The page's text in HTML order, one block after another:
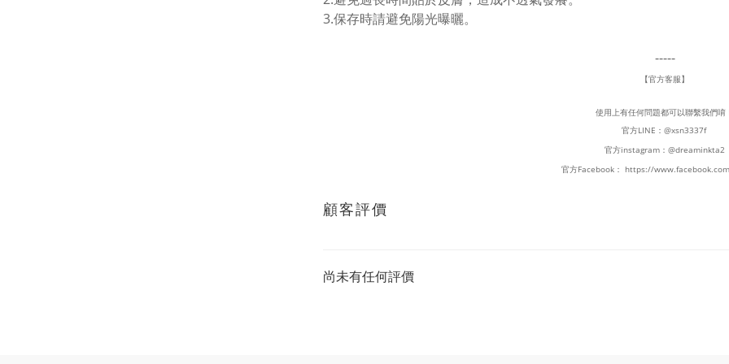
3.保存時請避免陽光曝曬。
-----
【官方客服】
使用上有任何問題都可以聯繫我們唷
官方LINE： @xsn3337f
官方instagram： @dreaminkta2
官方Facebook： https://
顧客評價
尚未有任何評價